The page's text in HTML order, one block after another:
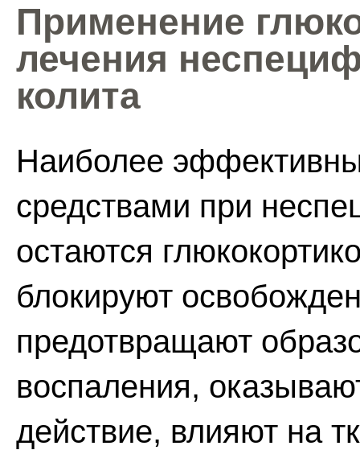
Применение
лечения
колита
Наиболее
средствами при
остаются
блокируют
предотвращают
воспаления,
действие, влияют на